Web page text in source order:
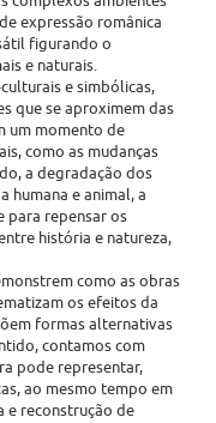
expressão românica
figurando o
e naturais.
e simbólicas,
que se aproximem das
um momento de
como as mudanças
a degradação dos
humana e animal, a
para repensar os
história e natureza,
como as obras
os efeitos da
formas alternativas
contamos com
pode representar,
ao mesmo tempo em
e reconstrução de